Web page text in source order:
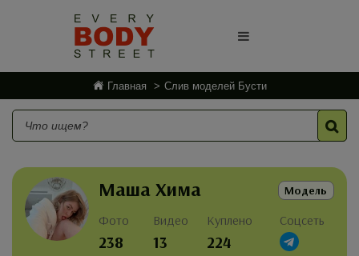
Главная Слив моделей Бусти
Маша Хима Модель
Фото
238
Видео
13
Куплено
224
Соцсеть